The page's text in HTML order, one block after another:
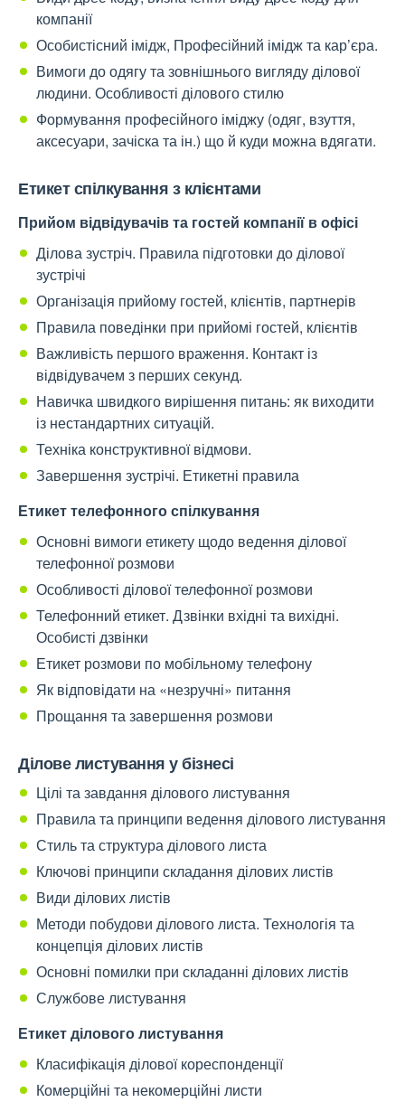
компанії
Особистісний імідж, Професійний імідж та кар’єра.
Вимоги до одягу та зовнішнього вигляду ділової
людини. Особливості ділового стилю
Формування професійного іміджу (одяг, взуття,
аксесуари, зачіска та ін.) що й куди можна вдягати.
Етикет спілкування з клієнтами
Прийом відвідувачів та гостей компанії в офісі
Ділова зустріч. Правила підготовки до ділової
зустрічі
Організація прийому гостей, клієнтів, партнерів
Правила поведінки при прийомі гостей, клієнтів
Важливість першого враження. Контакт із
відвідувачем з перших секунд.
Навичка швидкого вирішення питань: як виходити
із нестандартних ситуацій.
Техніка конструктивної відмови.
Завершення зустрічі. Етикетні правила
Етикет телефонного спілкування
Основні вимоги етикету щодо ведення ділової
телефонної розмови
Особливості ділової телефонної розмови
Телефонний етикет. Дзвінки вхідні та вихідні.
Особисті дзвінки
Етикет розмови по мобільному телефону
Як відповідати на «незручні» питання
Прощання та завершення розмови
Ділове листування у бізнесі
Цілі та завдання ділового листування
Правила та принципи ведення ділового листування
Стиль та структура ділового листа
Ключові принципи складання ділових листів
Види ділових листів
Методи побудови ділового листа. Технологія та
концепція ділових листів
Основні помилки при складанні ділових листів
Службове листування
Етикет ділового листування
Класифікація ділової кореспонденції
Комерційні та некомерційні листи